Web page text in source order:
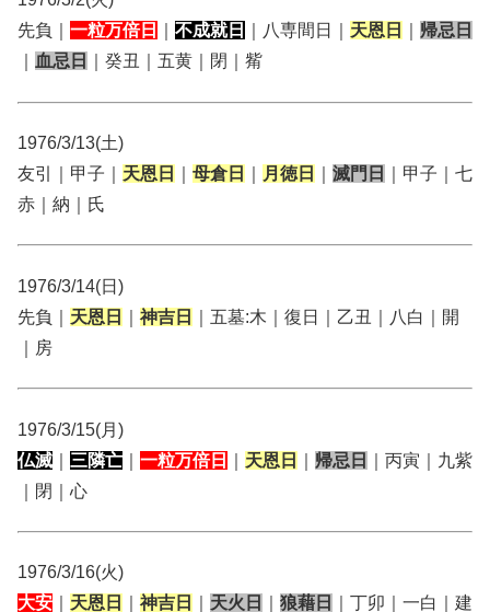
先負｜ 一粒万倍日 不成就日 ｜八専間日｜ 天恩日
帰忌日
血忌日 ｜癸丑｜五黄｜閉｜觜
1976/3/13(土)
友引｜甲子｜ 天恩日 母倉日 月徳日 滅門日
｜甲子｜七
赤｜納｜氏
1976/3/14(日)
先負｜ 天恩日 神吉日
｜五墓:木｜復日｜乙丑｜八白｜開
｜房
1976/3/15(月)
仏滅
三隣亡 一粒万倍日 天恩日 帰忌日
｜丙寅｜九紫
｜閉｜心
1976/3/16(火)
大安
天恩日 神吉日 天火日 狼藉日
｜丁卯｜一白｜建